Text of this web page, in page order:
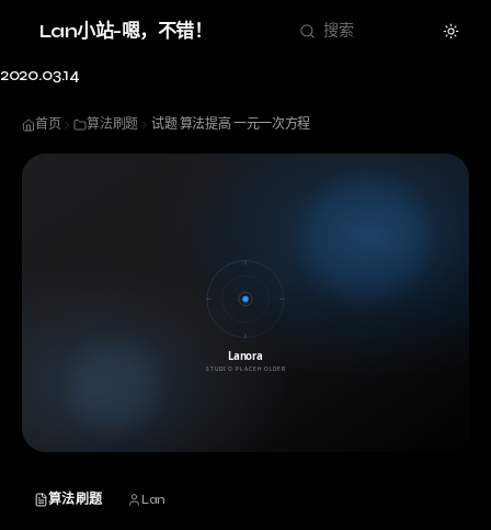
Lan小站-嗯，不错！ 搜索
Theme
2020.03.14
首页 算法刷题 试题 算法提高 一元一次方程
算法刷题 Lan